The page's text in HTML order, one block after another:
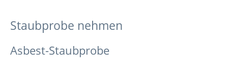
Staubprobe nehmen
Asbest-Staubprobe